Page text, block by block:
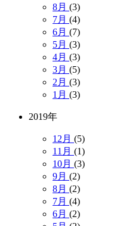
8月 (3)
7月 (4)
6月 (7)
5月 (3)
4月 (3)
3月 (5)
2月 (3)
1月 (3)
2019年
12月 (5)
11月 (1)
10月 (3)
9月 (2)
8月 (2)
7月 (4)
6月 (2)